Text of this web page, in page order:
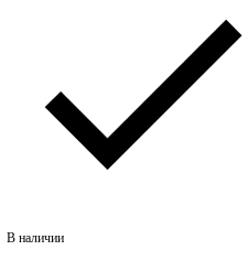
В наличии